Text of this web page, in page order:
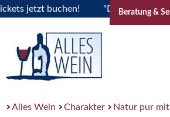
jetzt buchen! "Das Sommerfest
Beratung &
Alles Wein Charakter Natur pur